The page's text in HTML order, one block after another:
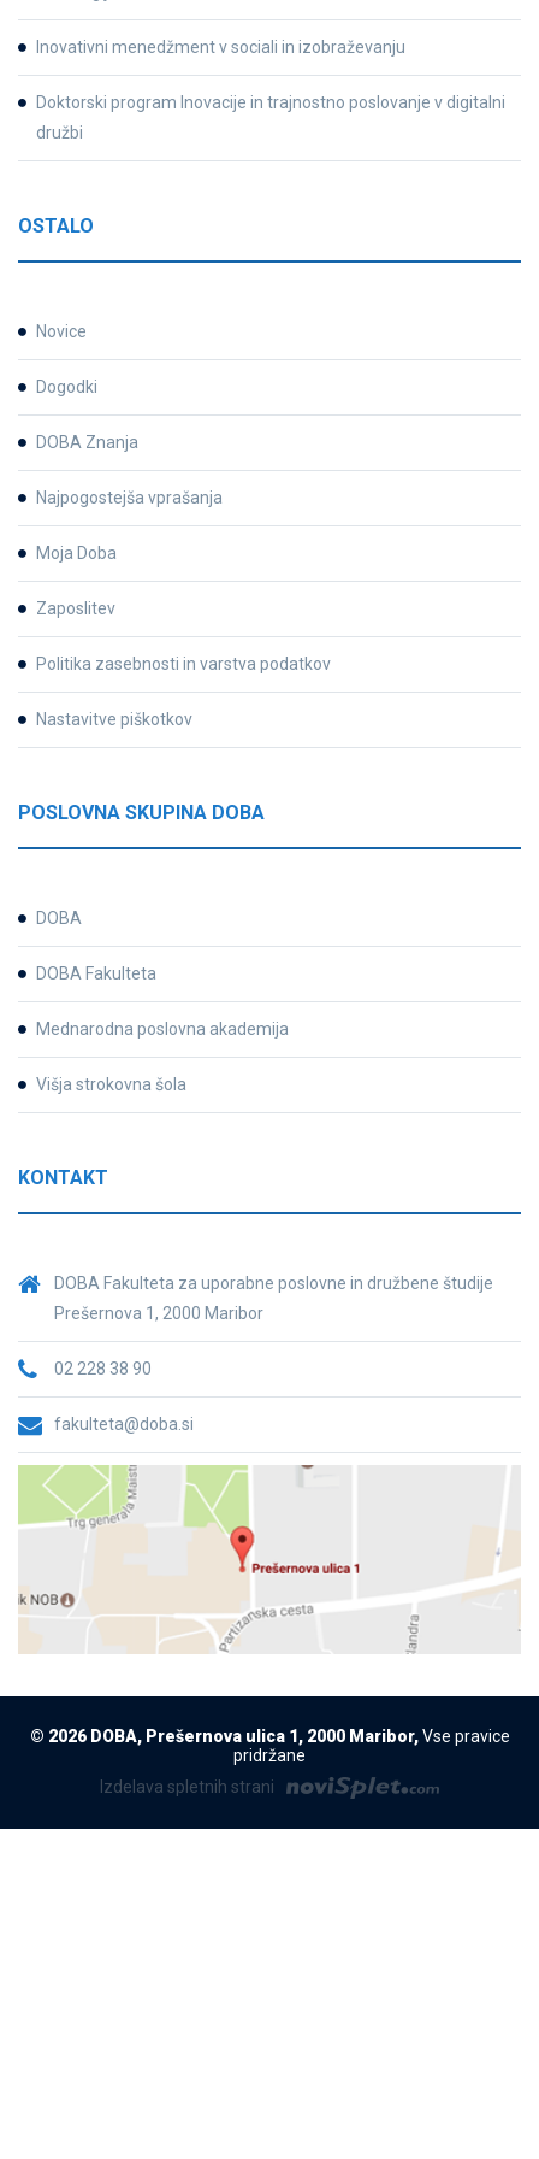
Inovativni menedžment v sociali in izobraževanju
Doktorski program Inovacije in trajnostno poslovanje v digitalni
družbi
OSTALO
Novice
Dogodki
DOBA Znanja
Najpogostejša vprašanja
Moja Doba
Zaposlitev
Politika zasebnosti in varstva podatkov
Nastavitve piškotkov
POSLOVNA SKUPINA DOBA
DOBA
DOBA Fakulteta
Mednarodna poslovna akademija
Višja strokovna šola
KONTAKT
DOBA Fakulteta za uporabne poslovne in družbene študije
Prešernova 1, 2000 Maribor
02 228 38 90
fakulteta@doba.si
© 2026 DOBA, Prešernova ulica 1, 2000 Maribor,Vse pravice
pridržane
Izdelava spletnih strani